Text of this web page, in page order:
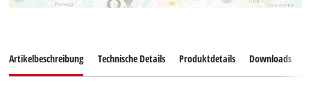
Artikelbeschreibung Technische Details Produktdetails Downloads